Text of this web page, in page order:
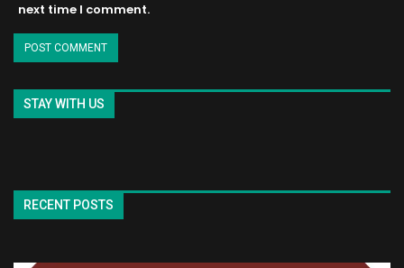
next time I comment.
STAY WITH US
RECENT POSTS